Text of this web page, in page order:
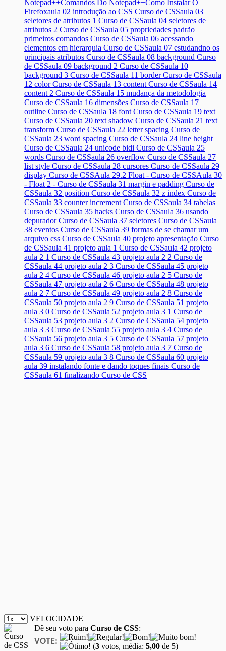
Notepad++Comandos Do Notepad++Como Instalar O
Firefoxaula 02 introdução ao CSS Curso de CSSaula 03
seletores de atributos 1 Curso de CSSaula 04 seletores de
atributos 2 Curso de CSSaula 05 propriedades padrão
primeiros comandos Curso de CSSaula 06 acessando
elementos em hierarquia Curso de CSSaula 07 estudandno os
principais atributos Curso de CSSaula 08 background Curso
de CSSaula 09 background 2 Curso de CSSaula 10
background 3 Curso de CSSaula 11 border Curso de CSSaula
12 color Curso de CSSaula 13 content Curso de CSSaula 14
content 2 Curso de CSSaula 15 mudança da metodologia
Curso de CSSaula 16 dimensões Curso de CSSaula 17
outline Curso de CSSaula 18 font Curso de CSSaula 19 text
Curso de CSSaula 20 text shadow Curso de CSSaula 21 text
transform Curso de CSSaula 22 letter spacing Curso de
CSSaula 23 word spacing Curso de CSSaula 24 line height
Curso de CSSaula 24 unicode bidi Curso de CSSaula 25
words Curso de CSSaula 26 overflow Curso de CSSaula 27
list style Curso de CSSaula 28 cursores Curso de CSSaula 29
display Curso de CSSAula 29.2 Float - Curso de CSSAula 30
- Float 2 - Curso de CSSaula 31 margin e padding Curso de
CSSaula 32 position Curso de CSSaula 32 z index Curso de
CSSaula 33 counter increment Curso de CSSaula 34 tabelas
Curso de CSSaula 35 hacks Curso de CSSaula 36 usando
depurador Curso de CSSaula 37 seletores Curso de CSSaula
38 eventos Curso de CSSaula 39 formas de se chamar um
arquivo css Curso de CSSaula 40 projeto apresentação Curso
de CSSaula 41 projeto aula 1 Curso de CSSaula 42 projeto
aula 2 1 Curso de CSSaula 43 projeto aula 2 2 Curso de
CSSaula 44 projeto aula 2 3 Curso de CSSaula 45 projeto
aula 2 4 Curso de CSSaula 46 projeto aula 2 5 Curso de
CSSaula 47 projeto aula 2 6 Curso de CSSaula 48 projeto
aula 2 7 Curso de CSSaula 49 projeto aula 2 8 Curso de
CSSaula 50 projeto aula 2 9 Curso de CSSaula 51 projeto
aula 3 0 Curso de CSSaula 52 projeto aula 3 1 Curso de
CSSaula 53 projeto aula 3 2 Curso de CSSaula 54 projeto
aula 3 3 Curso de CSSaula 55 projeto aula 3 4 Curso de
CSSaula 56 projeto aula 3 5 Curso de CSSaula 57 projeto
aula 3 6 Curso de CSSaula 58 projeto aula 3 7 Curso de
CSSaula 59 projeto aula 3 8 Curso de CSSaula 60 projeto
aula 39 instalando fonte e dando toques finais Curso de
CSSaula 61 finalizando Curso de CSS
VELOCIDADE
Dê seu voto para Curso de CSS:
VOTE: (3 votos, média: 5,00 de 5)